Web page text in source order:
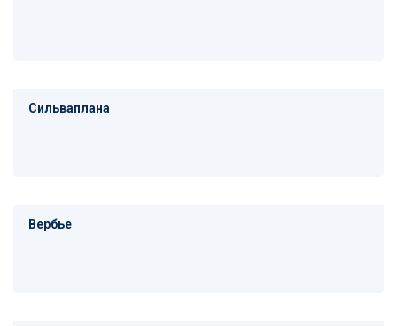
Сильваплана
Вербье